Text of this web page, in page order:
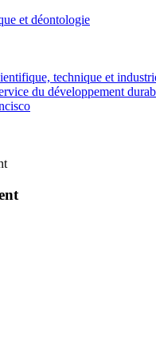
et déontologie
technique et
du développement